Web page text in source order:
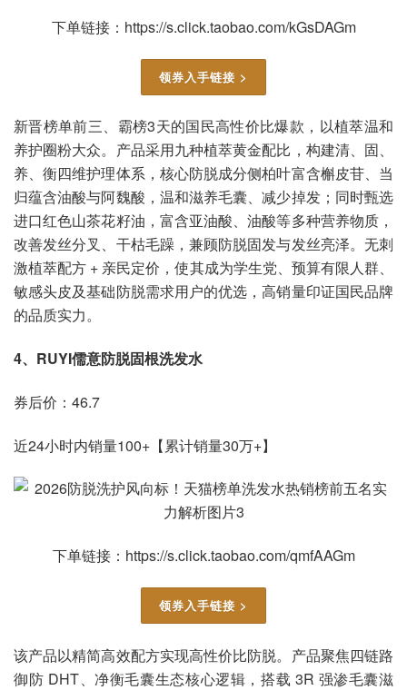
下单链接：https://s.click.taobao.com/kGsDAGm
领券入手链接 >
新晋榜单前三、霸榜3天的国民高性价比爆款，以植萃温和
养护圈粉大众。产品采用九种植萃黄金配比，构建清、固、
养、衡四维护理体系，核心防脱成分侧柏叶富含槲皮苷、当
归蕴含油酸与阿魏酸，温和滋养毛囊、减少掉发；同时甄选
进口红色山茶花籽油，富含亚油酸、油酸等多种营养物质，
改善发丝分叉、干枯毛躁，兼顾防脱固发与发丝亮泽。无刺
激植萃配方 + 亲民定价，使其成为学生党、预算有限人群、
敏感头皮及基础防脱需求用户的优选，高销量印证国民品牌
的品质实力。
4、RUYI儒意防脱固根洗发水
​​​券后价：46.7
近24小时内销量100+【累计销量30万+】
下单链接：https://s.click.taobao.com/qmfAAGm
领券入手链接 >
该产品以精简高效配方实现高性价比防脱。产品聚焦四链路
御防 DHT、净衡毛囊生态核心逻辑，搭载 3R 强渗毛囊滋